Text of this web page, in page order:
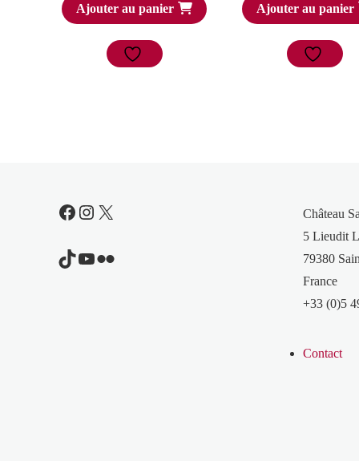
Ajouter au panier Ajouter au panier
Facebook
Instagram
X
TikTok
YouTube
Flickr
Château
5 Lieudit
79380
France
+33 (0)5
Contact